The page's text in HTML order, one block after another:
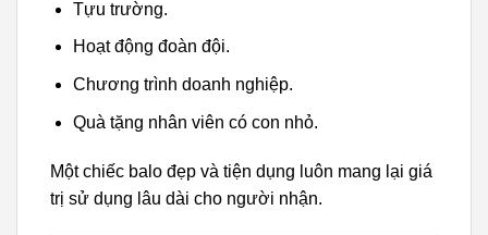
Tựu trường.
Hoạt động đoàn đội.
Chương trình doanh nghiệp.
Quà tặng nhân viên có con nhỏ.
Một chiếc balo đẹp và tiện dụng luôn mang lại giá
trị sử dụng lâu dài cho người nhận.